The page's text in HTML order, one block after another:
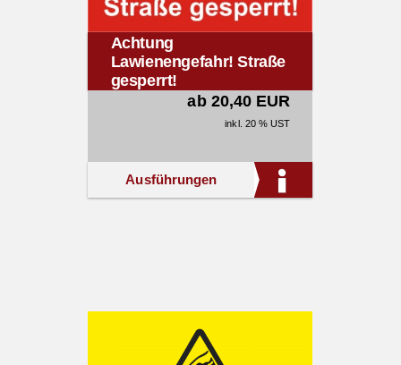
Achtung
Lawienengefahr! Straße
gesperrt!
ab 20,40 EUR
inkl. 20 % UST
Ausführungen